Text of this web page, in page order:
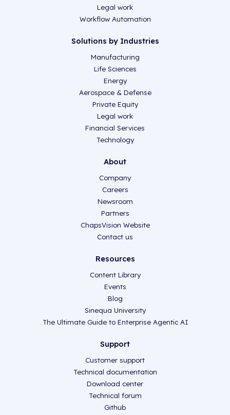
Legal work
Workflow Automation
Solutions by Industries
Manufacturing
Life Sciences
Energy
Aerospace & Defense
Private Equity
Legal work
Financial Services
Technology
About
Company
Careers
Newsroom
Partners
ChapsVision Website
Contact us
Resources
Content Library
Events
Blog
Sinequa University
The Ultimate Guide to Enterprise Agentic AI
Support
Customer support
Technical documentation
Download center
Technical forum
Github